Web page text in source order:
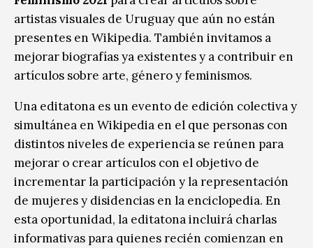
artistas visuales de Uruguay que aún no están
presentes en Wikipedia. También invitamos a
mejorar biografías ya existentes y a contribuir en
artículos sobre arte, género y feminismos.
Una editatona es un evento de edición colectiva y
simultánea en Wikipedia en el que personas con
distintos niveles de experiencia se reúnen para
mejorar o crear artículos con el objetivo de
incrementar la participación y la representación
de mujeres y disidencias en la enciclopedia. En
esta oportunidad, la editatona incluirá charlas
informativas para quienes recién comienzan en